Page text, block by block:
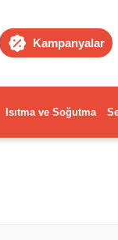
Kampanyalar
Isıtma ve Soğutma